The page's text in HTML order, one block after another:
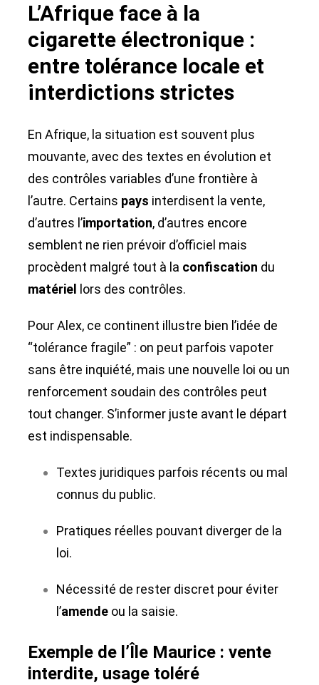
L’Afrique face à la
cigarette électronique :
entre tolérance locale et
interdictions strictes
En Afrique, la situation est souvent plus
mouvante, avec des textes en évolution et
des contrôles variables d’une frontière à
l’autre. Certains pays interdisent la vente,
d’autres l’importation, d’autres encore
semblent ne rien prévoir d’officiel mais
procèdent malgré tout à la confiscation du
matériel
lors des contrôles.
Pour Alex, ce continent illustre bien l’idée de
“tolérance fragile” : on peut parfois vapoter
sans être inquiété, mais une nouvelle loi ou un
renforcement soudain des contrôles peut
tout changer. S’informer juste avant le départ
est indispensable.
Textes juridiques parfois récents ou mal
connus du public.
Pratiques réelles pouvant diverger de la
loi.
Nécessité de rester discret pour éviter
l’amende ou la saisie.
Exemple de l’Île Maurice : vente
interdite, usage toléré